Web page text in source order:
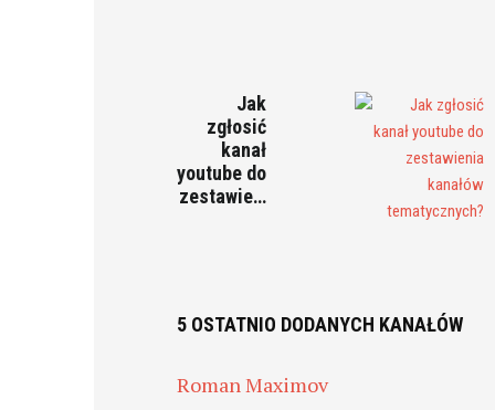
Jak
zgłosić
kanał
youtube do
zestawie…
5 OSTATNIO DODANYCH KANAŁÓW
Roman Maximov